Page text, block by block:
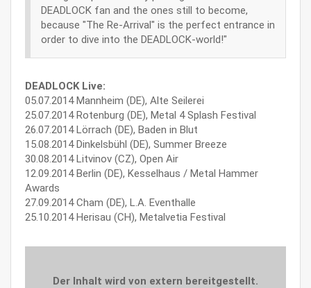
DEADLOCK fan and the ones still to become,
because "The Re-Arrival" is the perfect entrance in
order to dive into the DEADLOCK-world!"
DEADLOCK Live:
05.07.2014 Mannheim (DE), Alte Seilerei
25.07.2014 Rotenburg (DE), Metal 4 Splash Festival
26.07.2014 Lörrach (DE), Baden in Blut
15.08.2014 Dinkelsbühl (DE), Summer Breeze
30.08.2014 Litvinov (CZ), Open Air
12.09.2014 Berlin (DE), Kesselhaus / Metal Hammer
Awards
27.09.2014 Cham (DE), L.A. Eventhalle
25.10.2014 Herisau (CH), Metalvetia Festival
Der Inhalt wird von extern bereitgestellt.